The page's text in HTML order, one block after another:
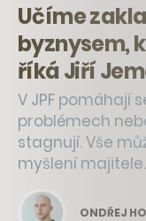
Učíme
byznysem,
říká Jiří
V JPF pomáhají
problémech
stagnují. Vše
myšlení majitele.
ONDŘEJ